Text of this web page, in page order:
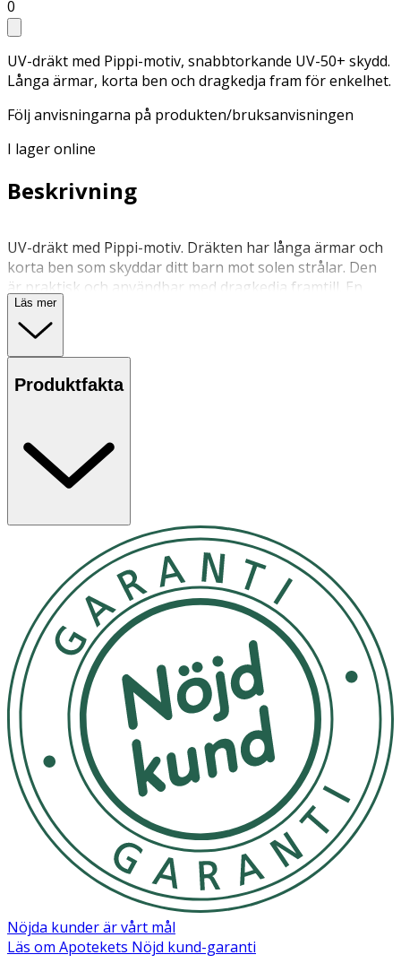
0
UV-dräkt med Pippi-motiv, snabbtorkande UV-50+ skydd.
Långa ärmar, korta ben och dragkedja fram för enkelhet.
Följ anvisningarna på produkten/bruksanvisningen
I lager online
Beskrivning
UV-dräkt med Pippi-motiv. Dräkten har långa ärmar och
korta ben som skyddar ditt barn mot solen strålar. Den
är praktisk och användbar med dragkedja framtill. En
storfavorit hos barnfamiljer på grund av sin enkelhet och
solskydd. UV-dräkten är tillverkad i ett snabbtorkande
farliga UVA- och UVB-strålar.
Följ anvisningarna på produkten/bruksanvisningen
OK för gravida och ammande:
Läs mer
Produktfakta
Nöjda kunder är vårt mål
Läs om Apotekets Nöjd kund-garanti